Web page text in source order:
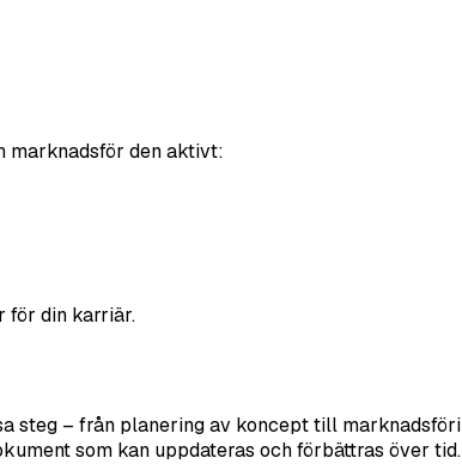
marknadsför den aktivt:
för din karriär.
steg – från planering av koncept till
som kan uppdateras och förbättras över tid.